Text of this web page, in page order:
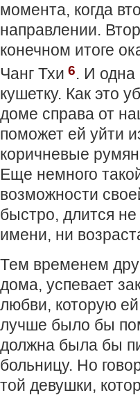
момента, когда
направлении.
конечном итоге
Чанг Тхи 6. И одна
кушетку. Как это
доме справа от
поможет ей уйти
коричневые
Еще немного
возможности
быстро, длится
имени, ни
Тем временем
дома, успевает
любви, которую
лучше было бы
должна была бы
больницу. Но
той девушки,